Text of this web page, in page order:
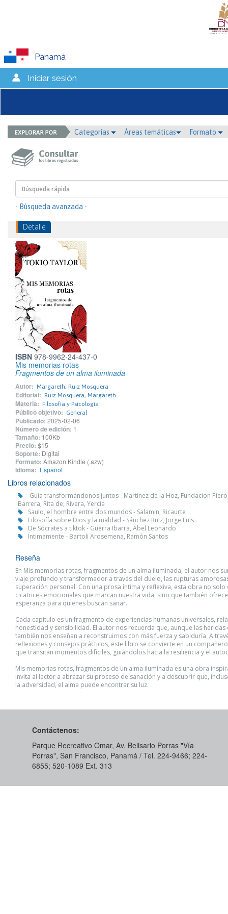
Panamá
Iniciar sesión
Categorías Áreas temáticas Formato
- Búsqueda avanzada -
Detalle
ISBN 978-9962-24-437-0
Mis memorias rotas
Fragmentos de un alma iluminada
Autor: Margareth, Ruiz Mosquera
Editorial: Ruiz Mosquera, Margareth
Materia: Filosofía y Psicología
Público objetivo: General
Publicado: 2025-02-06
Número de edición: 1
Tamaño: 100Kb
Precio: $15
Soporte: Digital
Formato: Amazon Kindle (.azw)
Idioma: Español
Libros relacionados
Guia transformándonos juntos - Martinez de la Hoz, Fundacion
Barrera, Rita de; Rivera, Yercia
Saulo, el hombre entre dos mundos - Salamin, Ricaurte
Filosofía sobre Dios y la maldad - Sánchez Ruiz, Jorge Luis
De Sócrates a tiktok - Guerra Ibarra, Abel Leonardo
Íntimamente - Bartoli Arosemena, Ramón Santos
Reseña
En Mis memorias rotas, fragmentos de un alma iluminada, el autor nos
viaje profundo y transformador a través del duelo, las rupturas
superación personal. Con una prosa íntima y reflexiva, esta obra no solo
cicatrices emocionales que marcan nuestra vida, sino que también
esperanza para quienes buscan sanar.
Cada capítulo es un fragmento de experiencias humanas universales,
honestidad y sensibilidad. El autor nos recuerda que, aunque las heridas
también nos enseñan a reconstruirnos con más fuerza y sabiduría. A
reflexiones y consejos prácticos, este libro se convierte en un
que transitan momentos difíciles, guiándolos hacia la resiliencia y el
Mis memorias rotas, fragmentos de un alma iluminada es una obra
invita al lector a abrazar su proceso de sanación y a descubrir que,
la adversidad, el alma puede encontrar su luz.
Contáctenos:
Parque Recreativo Omar, Av. Belisario Porras "Vía
Porras", San Francisco, Panamá / Tel. 224-9466; 224-
6855; 520-1089​ Ext. 313